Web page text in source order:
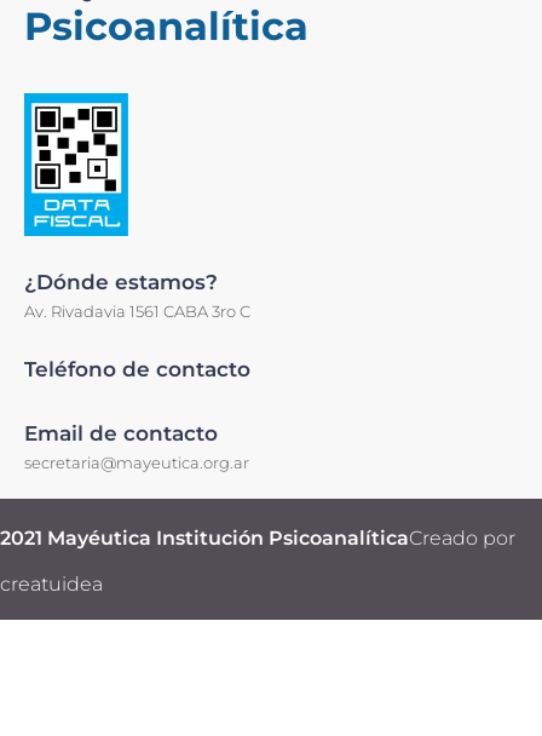
Psicoanalítica
¿Dónde estamos?
Av. Rivadavia 1561 CABA 3ro C
Teléfono de contacto
Email de contacto
secretaria@mayeutica.org.ar
2021 Mayéutica Institución PsicoanalíticaCreado por
creatuidea